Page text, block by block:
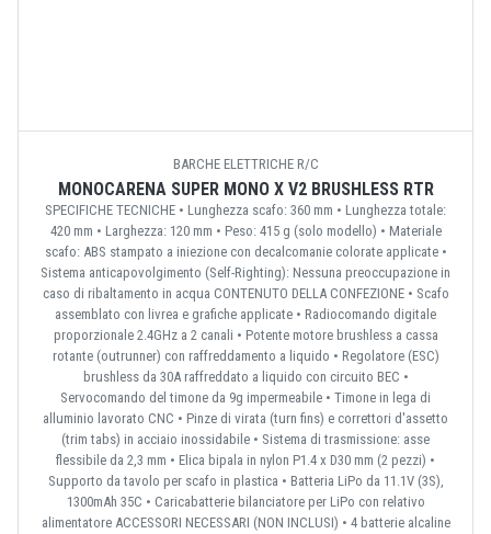
BARCHE ELETTRICHE R/C
MONOCARENA SUPER MONO X V2 BRUSHLESS RTR
SPECIFICHE TECNICHE • Lunghezza scafo: 360 mm • Lunghezza totale:
420 mm • Larghezza: 120 mm • Peso: 415 g (solo modello) • Materiale
scafo: ABS stampato a iniezione con decalcomanie colorate applicate •
Sistema anticapovolgimento (Self-Righting): Nessuna preoccupazione in
caso di ribaltamento in acqua CONTENUTO DELLA CONFEZIONE • Scafo
assemblato con livrea e grafiche applicate • Radiocomando digitale
proporzionale 2.4GHz a 2 canali • Potente motore brushless a cassa
rotante (outrunner) con raffreddamento a liquido • Regolatore (ESC)
brushless da 30A raffreddato a liquido con circuito BEC •
Servocomando del timone da 9g impermeabile • Timone in lega di
alluminio lavorato CNC • Pinze di virata (turn fins) e correttori d'assetto
(trim tabs) in acciaio inossidabile • Sistema di trasmissione: asse
flessibile da 2,3 mm • Elica bipala in nylon P1.4 x D30 mm (2 pezzi) •
Supporto da tavolo per scafo in plastica • Batteria LiPo da 11.1V (3S),
1300mAh 35C • Caricabatterie bilanciatore per LiPo con relativo
alimentatore ACCESSORI NECESSARI (NON INCLUSI) • 4 batterie alcaline